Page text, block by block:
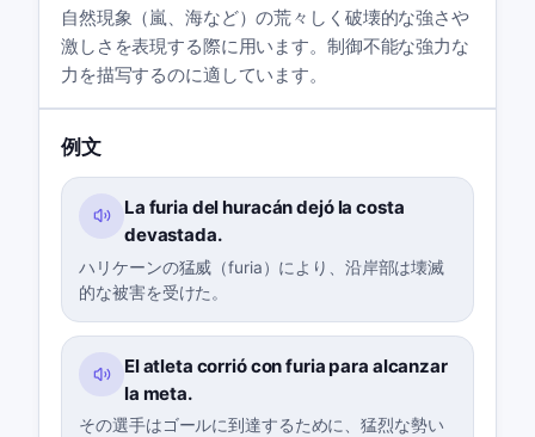
自然現象（嵐、海など）の荒々しく破壊的な強さや
激しさを表現する際に用います。制御不能な強力な
力を描写するのに適しています。
例文
La furia del huracán dejó la costa
devastada.
ハリケーンの猛威（furia）により、沿岸部は壊滅
的な被害を受けた。
El atleta corrió con furia para alcanzar
la meta.
その選手はゴールに到達するために、猛烈な勢い